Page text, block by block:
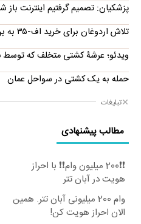
پزشکیان: تصمیم گرفتیم اینترنت باز
تلاش اردوغان برای خرید اف-۳۵ به بن‌بست خورد
ویدئو؛ عرشۀ کشتی متخلف که توسط
حمله به یک کشتی در سواحل عمان
تبلیغات
مطالب پیشنهادی
❗❗200 میلیون وام❗❗ با احراز
هویت در آبان تتر
وام 200 میلیونی آبان تتر. همین
الان احراز هویت کن!